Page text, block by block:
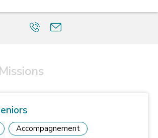
Missions
Accompagnement